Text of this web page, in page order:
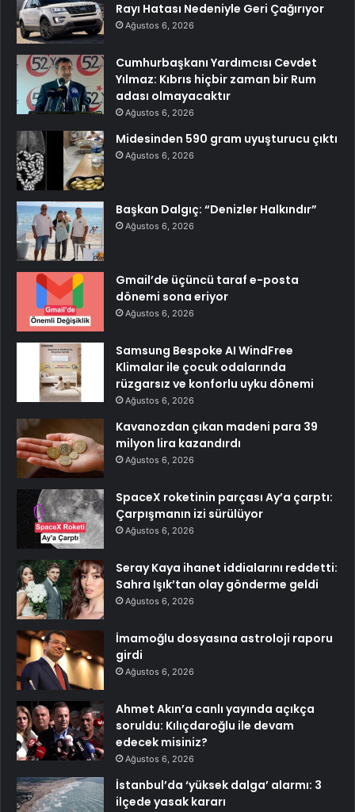
Rayı Hatası Nedeniyle Geri Çağırıyor
Ağustos 6, 2026
Cumhurbaşkanı Yardımcısı Cevdet
Yılmaz: Kıbrıs hiçbir zaman bir Rum
adası olmayacaktır
Ağustos 6, 2026
Midesinden 590 gram uyuşturucu çıktı
Ağustos 6, 2026
Başkan Dalgıç: “Denizler Halkındır”
Ağustos 6, 2026
Gmail’de üçüncü taraf e-posta
dönemi sona eriyor
Ağustos 6, 2026
Samsung Bespoke AI WindFree
Klimalar ile çocuk odalarında
rüzgarsız ve konforlu uyku dönemi
Ağustos 6, 2026
Kavanozdan çıkan madeni para 39
milyon lira kazandırdı
Ağustos 6, 2026
SpaceX roketinin parçası Ay’a çarptı:
Çarpışmanın izi sürülüyor
Ağustos 6, 2026
Seray Kaya ihanet iddialarını reddetti:
Sahra Işık’tan olay gönderme geldi
Ağustos 6, 2026
İmamoğlu dosyasına astroloji raporu
girdi
Ağustos 6, 2026
Ahmet Akın’a canlı yayında açıkça
soruldu: Kılıçdaroğlu ile devam
edecek misiniz?
Ağustos 6, 2026
İstanbul’da ‘yüksek dalga’ alarmı: 3
ilçede yasak kararı